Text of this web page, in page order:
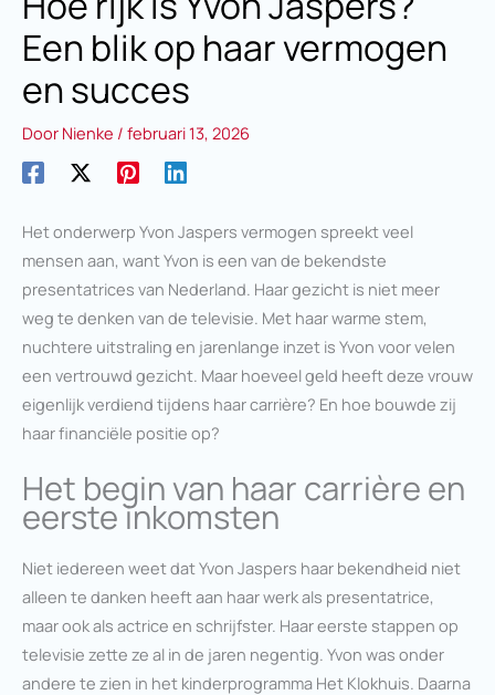
Een blik op haar vermogen
en succes
Door Nienke / februari 13, 2026
Het onderwerp Yvon Jaspers vermogen spreekt veel
mensen aan, want Yvon is een van de bekendste
presentatrices van Nederland. Haar gezicht is niet meer
weg te denken van de televisie. Met haar warme stem,
nuchtere uitstraling en jarenlange inzet is Yvon voor velen
een vertrouwd gezicht. Maar hoeveel geld heeft deze vrouw
eigenlijk verdiend tijdens haar carrière? En hoe bouwde zij
haar financiële positie op?
Het begin van haar carrière en
eerste inkomsten
Niet iedereen weet dat Yvon Jaspers haar bekendheid niet
alleen te danken heeft aan haar werk als presentatrice,
maar ook als actrice en schrijfster. Haar eerste stappen op
televisie zette ze al in de jaren negentig. Yvon was onder
andere te zien in het kinderprogramma Het Klokhuis. Daarna